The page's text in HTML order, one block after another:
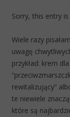
Sorry, this entry
Wiele razy
uwagę
przykład: krem
rewitalizujący”
te niewiele
które są